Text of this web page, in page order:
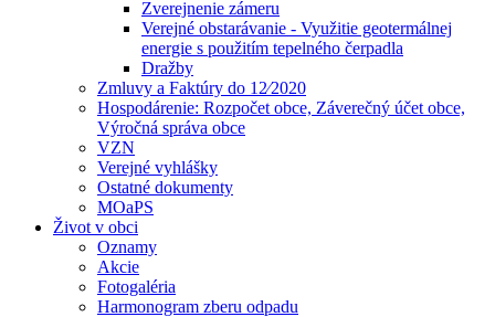
Zverejnenie zámeru
Verejné obstarávanie - Využitie geotermálnej
energie s použitím tepelného čerpadla
Dražby
Zmluvy a Faktúry do 12⁄2020
Hospodárenie: Rozpočet obce, Záverečný účet obce,
Výročná správa obce
VZN
Verejné vyhlášky
Ostatné dokumenty
MOaPS
Život v obci
Oznamy
Akcie
Fotogaléria
Harmonogram zberu odpadu